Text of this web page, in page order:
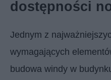
dostępności
Jednym z
wymagających
budowa windy w